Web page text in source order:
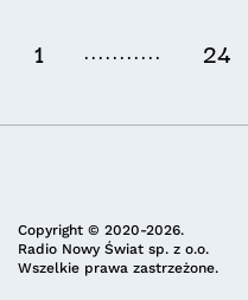
1 ........... 24
Copyright © 2020-2026.
Radio Nowy Świat sp. z o.o.
Wszelkie prawa zastrzeżone.